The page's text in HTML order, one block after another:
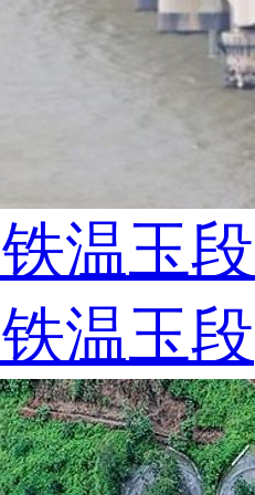
温玉
温玉段